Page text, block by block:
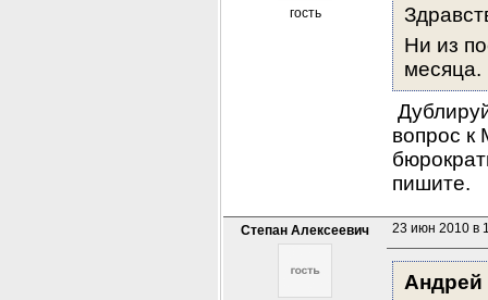
гость
Ни из
месяца.
вопрос к
пишите.
Степан Алексеевич 23 июн 2010 в
Андрей